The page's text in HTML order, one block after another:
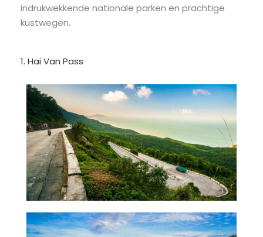
indrukwekkende nationale parken en prachtige
kustwegen.
1. Hai Van Pass